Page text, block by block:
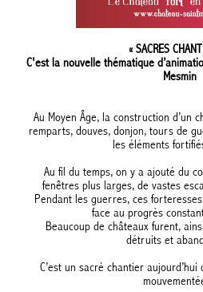
« SACRES
C'est la nouvelle thématique
Mesmin
Au Moyen Âge, la construction d’un
remparts, douves, donjon, tours de
les éléments
Au fil du temps, on y a ajouté du
fenêtres plus larges, de vastes
Pendant les guerres, ces
face au progrès
Beaucoup de châteaux furent,
détruits et
C’est un sacré chantier